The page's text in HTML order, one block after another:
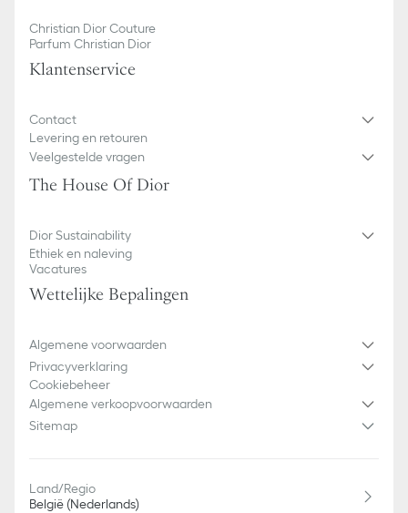
Christian Dior Couture
Parfum Christian Dior
Klantenservice
Contact
Levering en retouren
Veelgestelde vragen
The House Of Dior
Dior Sustainability
Ethiek en naleving
Vacatures
Wettelijke Bepalingen
Algemene voorwaarden
Privacyverklaring
Cookiebeheer
Algemene verkoopvoorwaarden
Sitemap
Land/Regio
België (Nederlands)